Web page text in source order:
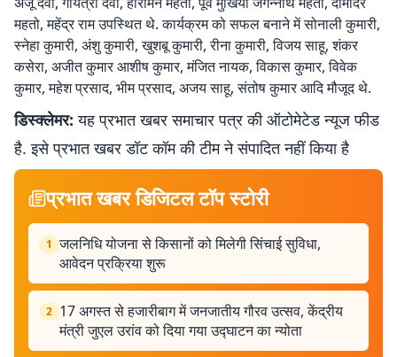
महतो, महेंद्र राम उपस्थित थे. कार्यक्रम को सफल बनाने में सोनाली कुमारी,
स्नेहा कुमारी, अंशु कुमारी, खुशबू कुमारी, रीना कुमारी, विजय साहू, शंकर
कसेरा, अजीत कुमार आशीष कुमार, मंजित नायक, विकास कुमार, विवेक
कुमार, महेश प्रसाद, भीम प्रसाद, अजय साहू, संतोष कुमार आदि मौजूद थे.
डिस्क्लेमर: यह प्रभात खबर समाचार पत्र की ऑटोमेटेड न्यूज फीड
है. इसे प्रभात खबर डॉट कॉम की टीम ने संपादित नहीं किया है
प्रभात खबर डिजिटल टॉप स्टोरी
1 जलनिधि योजना से किसानों को मिलेगी सिंचाई सुविधा,
आवेदन प्रक्रिया शुरू
2 17 अगस्त से हजारीबाग में जनजातीय गौरव उत्सव, केंद्रीय
मंत्री जुएल उरांव को दिया गया उद्घाटन का न्योता